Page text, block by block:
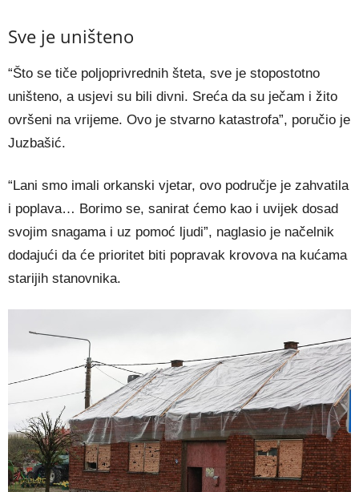
Sve je uništeno
“Što se tiče poljoprivrednih šteta, sve je stopostotno
uništeno, a usjevi su bili divni. Sreća da su ječam i žito
ovršeni na vrijeme. Ovo je stvarno katastrofa”, poručio je
Juzbašić.
“Lani smo imali orkanski vjetar, ovo područje je zahvatila
i poplava… Borimo se, sanirat ćemo kao i uvijek dosad
svojim snagama i uz pomoć ljudi”, naglasio je načelnik
dodajući da će prioritet biti popravak krovova na kućama
starijih stanovnika.